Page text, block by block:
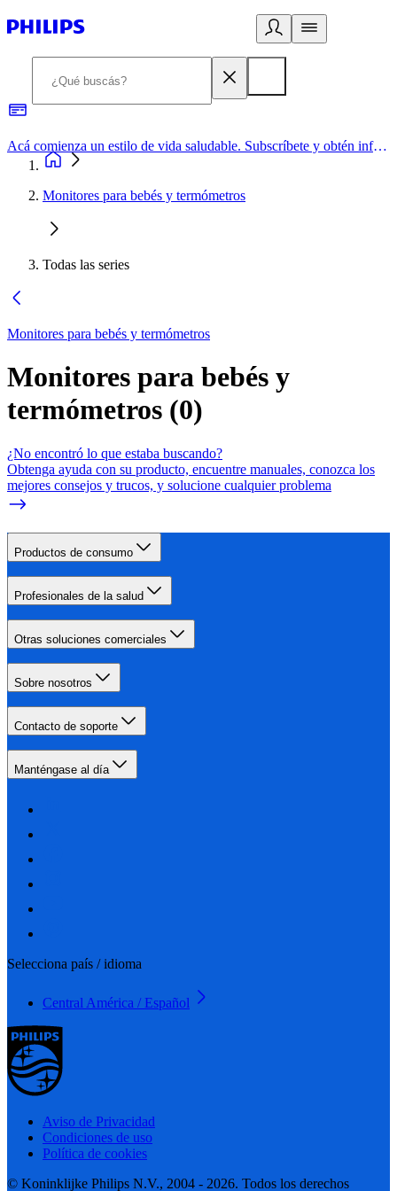
Acá comienza un estilo de vida saludable. Subscríbete y obtén información de primera mano
Monitores para bebés y termómetros
Todas las series
Monitores para bebés y termómetros
Monitores para bebés y
termómetros (0)
¿No encontró lo que estaba buscando?
Obtenga ayuda con su producto, encuentre manuales, conozca los
mejores consejos y trucos, y solucione cualquier problema
Productos de consumo
Profesionales de la salud
Otras soluciones comerciales
Sobre nosotros
Contacto de soporte
Manténgase al día
Selecciona país / idioma
Central América / Español
Aviso de Privacidad
Condiciones de uso
Política de cookies
© Koninklijke Philips N.V., 2004 - 2026. Todos los derechos